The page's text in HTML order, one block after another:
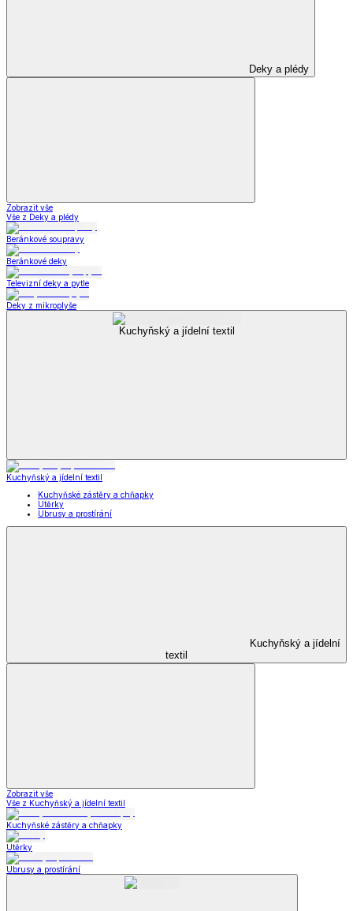
Deky a plédy
Zobrazit vše
Vše z Deky a plédy
Beránkové soupravy
Beránkové deky
Televizní deky a pytle
Deky z mikroplyše
Kuchyňský a jídelní textil
Kuchyňský a jídelní textil
Kuchyňské zástěry a chňapky
Utěrky
Ubrusy a prostírání
Kuchyňský a jídelní
textil
Zobrazit vše
Vše z Kuchyňský a jídelní textil
Kuchyňské zástěry a chňapky
Utěrky
Ubrusy a prostírání